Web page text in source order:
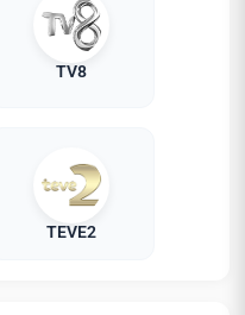
TV8
TEVE2